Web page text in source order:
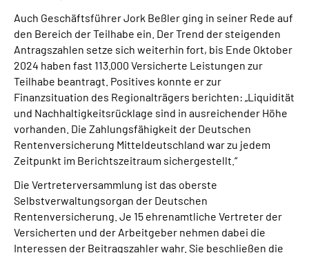
Auch Geschäftsführer Jork Beßler ging in seiner Rede auf
den Bereich der Teilhabe ein. Der Trend der steigenden
Antragszahlen setze sich weiterhin fort, bis Ende Oktober
2024 haben fast 113.000 Versicherte Leistungen zur
Teilhabe beantragt. Positives konnte er zur
Finanzsituation des Regionalträgers berichten: „Liquidität
und Nachhaltigkeitsrücklage sind in ausreichender Höhe
vorhanden. Die Zahlungsfähigkeit der Deutschen
Rentenversicherung Mitteldeutschland war zu jedem
Zeitpunkt im Berichtszeitraum sichergestellt.“
Die Vertreterversammlung ist das oberste
Selbstverwaltungsorgan der Deutschen
Rentenversicherung. Je 15 ehrenamtliche Vertreter der
Versicherten und der Arbeitgeber nehmen dabei die
Interessen der Beitragszahler wahr. Sie beschließen die